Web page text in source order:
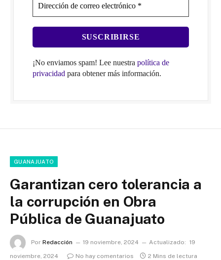
¡No enviamos spam! Lee nuestra política de
privacidad para obtener más información.
GUANAJUATO
Garantizan cero tolerancia a
la corrupción en Obra
Pública de Guanajuato
Por Redacción 19 noviembre, 2024 Actualizado: 19
noviembre, 2024
No hay comentarios 2 Mins de lectura